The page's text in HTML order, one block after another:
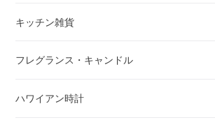
キッチン雑貨
フレグランス・キャンドル
ハワイアン時計